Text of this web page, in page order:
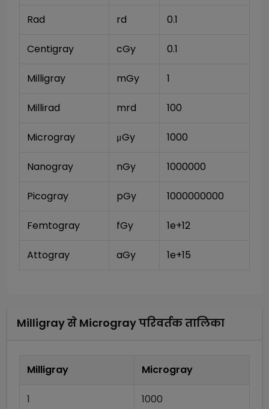
Rad rd 0.1
Centigray cGy 0.1
Milligray mGy 1
Millirad mrd 100
Microgray μGy 1000
Nanogray nGy 1000000
Picogray pGy 1000000000
Femtogray fGy 1e+12
Attogray aGy 1e+15
Milligrayसे Micrograyपरिवर्तक तालिका
Milligray Microgray
1 1000